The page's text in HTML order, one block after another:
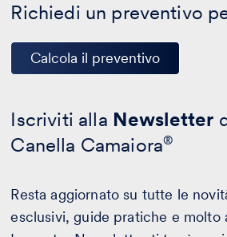
Richiedi un preventivo
Calcola il preventivo
Iscriviti alla Newsletter
Canella Camaiora®
Resta aggiornato su tutte le
esclusivi, guide pratiche e molto